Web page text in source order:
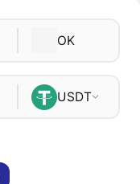
OK
USDT